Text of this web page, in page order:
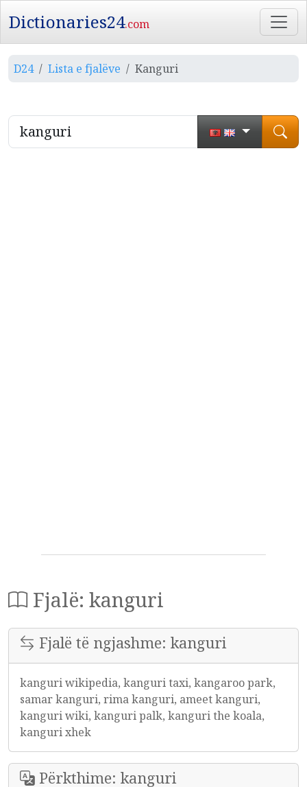
Dictionaries24.com
D24 Lista e fjalëve Kanguri
Fjalë: kanguri
Fjalë të ngjashme: kanguri
kanguri wikipedia, kanguri taxi, kangaroo park,
samar kanguri, rima kanguri, ameet kanguri,
kanguri wiki, kanguri palk, kanguri the koala,
kanguri xhek
Përkthime: kanguri